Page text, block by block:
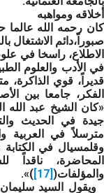
أخلاقه ومواهبه
كان رحمه الله عالما
صبوراً،دائم الاشتغال
الاطلاع، راسخا في
في الأدب والعلوم
قديراً، قوي الذاكرة،
الفكر، جامعا بين
«كان الشيخ عبد الله
جيدة في الحديث
مترسلاً في العربية
وقلمسيال في
المحاضرة، ناقداً
والمؤلفات(
)».
ويقول السيد سليمان